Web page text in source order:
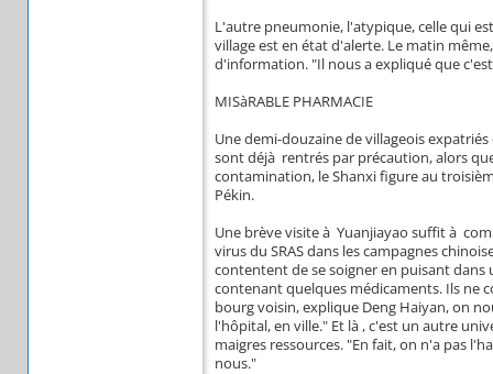
L'autre pneumonie, l'atypique, celle qui
village est en état d'alerte. Le matin
d'information. "Il nous a expliqué que
MISàRABLE PHARMACIE
Une demi-douzaine de villageois
sont déjà rentrés par précaution, alors
contamination, le Shanxi figure au
Pékin.
Une brève visite à Yuanjiayao suffit à
virus du SRAS dans les campagnes
contentent de se soigner en puisant dans
contenant quelques médicaments. Ils ne
bourg voisin, explique Deng Haiyan, on
l'hôpital, en ville." Et là , c'est un autre
maigres ressources. "En fait, on n'a pas
nous."